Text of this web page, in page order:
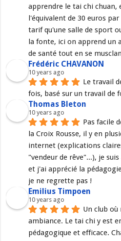
apprendre le tai chi
l'équivalent de 30 euros
tarif qu'une salle de sport
la fonte, ici on apprend un
de santé tout en se
Frédéric CHAVANON
10 years ago
Le travail
fois, basé sur un travail de
Thomas Bleton
10 years ago
Pas facile
la Croix Rousse, il y en
internet (explications
"vendeur de rêve"...), je
et j'ai apprécié la
je ne regrette pas !
Emilius Timpoen
10 years ago
Un club
ambiance. Le tai chi y est
pédagogique et efficace.